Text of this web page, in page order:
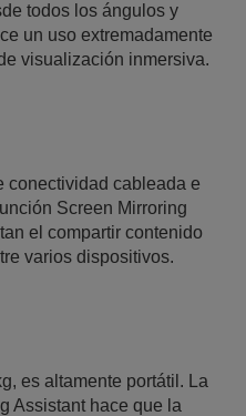
todos los ángulos y
un uso extremadamente
visualización inmersiva.
conectividad cableada e
Screen Mirroring
el compartir contenido
varios dispositivos.
es altamente portátil. La
Assistant hace que la